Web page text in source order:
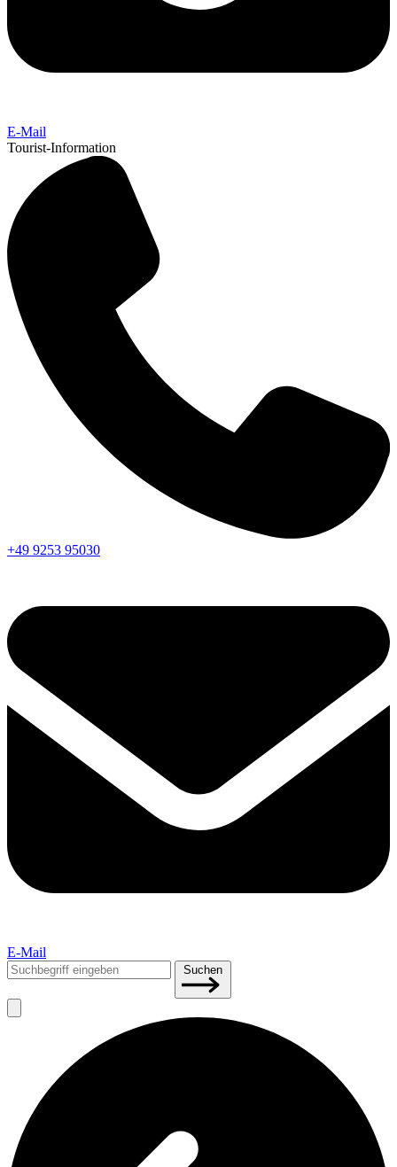
E-Mail
Tourist-Information
+49 9253 95030
E-Mail
Suchen
nach:
Suchen